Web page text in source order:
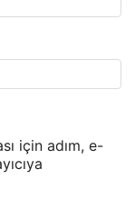
için adım, e-